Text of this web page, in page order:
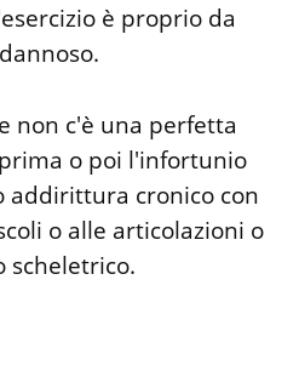
è proprio da
non c'è una perfetta
o poi l'infortunio
addirittura cronico con
o alle articolazioni o
scheletrico.